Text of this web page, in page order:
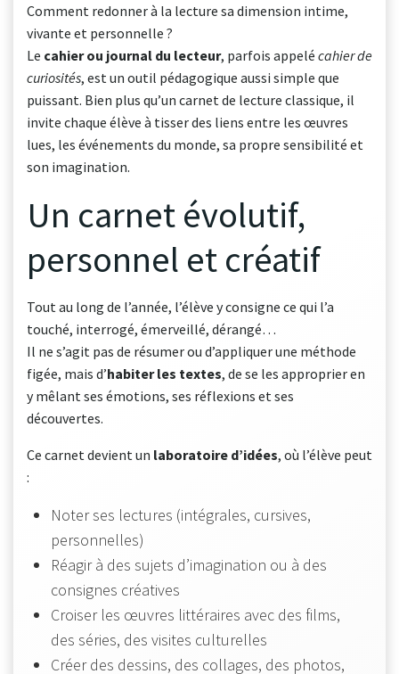
Comment redonner à la lecture sa dimension intime,
vivante et personnelle ?
Le cahier ou journal du lecteur, parfois appelé cahier de
curiosités, est un outil pédagogique aussi simple que
puissant. Bien plus qu’un carnet de lecture classique, il
invite chaque élève à tisser des liens entre les œuvres
lues, les événements du monde, sa propre sensibilité et
son imagination.
Un carnet évolutif,
personnel et créatif
Tout au long de l’année, l’élève y consigne ce qui l’a
touché, interrogé, émerveillé, dérangé…
Il ne s’agit pas de résumer ou d’appliquer une méthode
figée, mais d’habiter les textes, de se les approprier en
y mêlant ses émotions, ses réflexions et ses
découvertes.
Ce carnet devient un laboratoire d’idées, où l’élève peut
:
Noter ses lectures (intégrales, cursives,
personnelles)
Réagir à des sujets d’imagination ou à des
consignes créatives
Croiser les œuvres littéraires avec des films,
des séries, des visites culturelles
Créer des dessins, des collages, des photos,